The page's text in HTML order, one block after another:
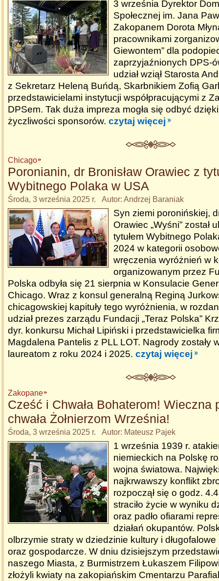
3 września Dyrektor
Społecznej im. Jana
Zakopanem Dorota
pracownikami
Giewontem” dla
zaprzyjaźnionych DPS-
udział wziął Starosta
z Sekretarz Heleną Buńdą, Skarbnikiem Zofią
przedstawicielami instytucji współpracującymi z
DPSem. Tak duża impreza mogła się odbyć
życzliwości sponsorów. czytaj więcej
Chicago
Poronianin, dr Bronisław Orawiec z
Wybitnego Polaka w USA
Środa, 3 września 2025 r. Autor: Andrzej Baraniak
Syn ziemi poronińskiej,
Orawiec „Wyśni” został
tytułem Wybitnego
2024 w kategorii
wręczenia wyróżnień w
organizowanym przez
Polska odbyła się 21 sierpnia w Konsulacie
Chicago. Wraz z konsul generalną Reginą
chicagowskiej kapituły tego wyróżnienia, w
udział prezes zarządu Fundacji „Teraz Polska”
dyr. konkursu Michał Lipiński i przedstawicielka
Magdalena Pantelis z PLL LOT. Nagrody zostały
laureatom z roku 2024 i 2025. czytaj więcej
Zakopane
Cześć i Chwała Bohaterom! Wieczna
chwała Żołnierzom Września!
Środa, 3 września 2025 r. Autor: Mateusz Pajek
1 września 1939 r.
niemieckich na Polskę
wojna światowa.
najkrwawszy konflikt
rozpoczął się o godz.
straciło życie w wyniku
oraz padło ofiarami
działań okupantów.
olbrzymie straty w dziedzinie kultury i
oraz gospodarcze. W dniu dzisiejszym
naszego Miasta, z Burmistrzem Łukaszem
złożyli kwiaty na zakopiańskim Cmentarzu